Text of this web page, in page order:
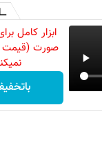
ابزار کامل
صورت (قیمت